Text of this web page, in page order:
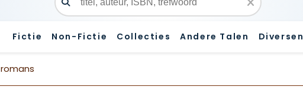
Zoekveld
Fictie Non-Fictie Collecties Andere Talen Diversen
romans